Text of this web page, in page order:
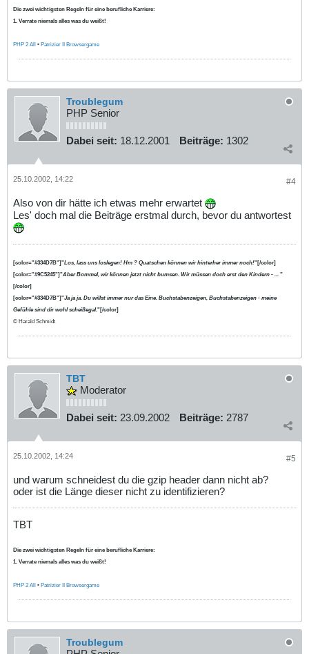
Die zwei wichtigsten Regeln für eine berufliche Karriere:
1. Verrate niemals alles was du weißt!
PHP 2 All • Patrizier II Browsergame
Troublegum
PHP Senior
Dabei seit: 18.12.2001 Beiträge: 1302
#4
25.10.2002, 14:22
Also von dir hätte ich etwas mehr erwartet
Les' doch mal die Beiträge erstmal durch, bevor du antwortest
[color="#334D7B"]"Los, lass uns loslegen! Hm ? Quatschen können wir hinterher immer noch!"[/color]
[color="#9C5245"]"Aber Bommel, wir können jetzt nicht bumsen. Wir müssen doch erst den Kindern - ... "
[/color]
[color="#334D7B"]"Ja ja ja. Du willst immer nur das Eine. Buchstabenzeigen, Buchstabenzeigen - meine
Gefühle sind dir wohl scheißegal."[/color]
© Harald Schmidt
TBT
Moderator
Dabei seit: 23.09.2002 Beiträge: 2787
#5
25.10.2002, 14:24
und warum schneidest du die gzip header dann nicht ab?
oder ist die Länge dieser nicht zu identifizieren?
TBT
Die zwei wichtigsten Regeln für eine berufliche Karriere:
1. Verrate niemals alles was du weißt!
PHP 2 All • Patrizier II Browsergame
Troublegum